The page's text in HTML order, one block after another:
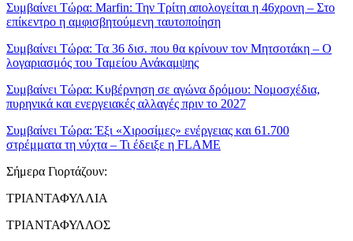
Συμβαίνει Τώρα: Marfin: Την Τρίτη απολογείται η 46χρονη – Στο
επίκεντρο η αμφισβητούμενη ταυτοποίηση
Συμβαίνει Τώρα: Τα 36 δισ. που θα κρίνουν τον Μητσοτάκη – Ο
λογαριασμός του Ταμείου Ανάκαμψης
Συμβαίνει Τώρα: Κυβέρνηση σε αγώνα δρόμου: Νομοσχέδια,
πυρηνικά και ενεργειακές αλλαγές πριν το 2027
Συμβαίνει Τώρα: Έξι «Χιροσίμες» ενέργειας και 61.700
στρέμματα τη νύχτα – Τι έδειξε η FLAME
Σήμερα Γιορτάζουν:
ΤΡΙΑΝΤΑΦΥΛΛΙΑ
ΤΡΙΑΝΤΑΦΥΛΛΟΣ